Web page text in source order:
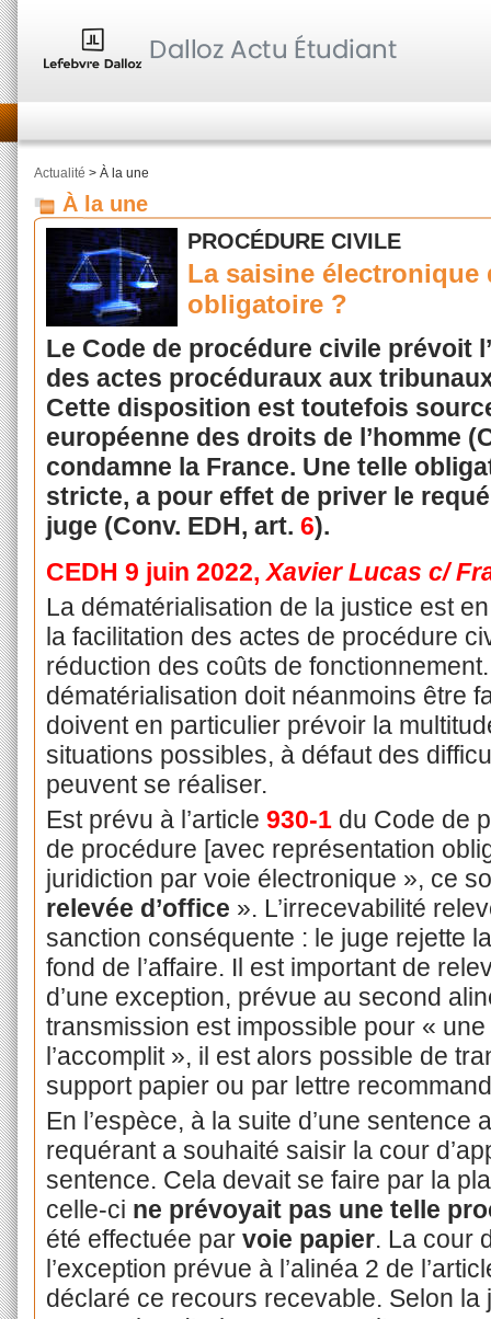
Actualité > À la une
À la une
PROCÉDURE CIVILE
La saisine
obligatoire ?
Le Code de procédure civile prévoit
des actes procéduraux aux
Cette disposition est toutefois
européenne des droits de l’homme
condamne la France. Une telle
stricte, a pour effet de priver le
juge (Conv. EDH, art. 6).
CEDH 9 juin 2022,Xavier Lucas c/
La dématérialisation de la justice est
la facilitation des actes de procédure
réduction des coûts de
dématérialisation doit néanmoins être
doivent en particulier prévoir la
situations possibles, à défaut des
peuvent se réaliser.
Est prévu à l’article 930-1du Code de
de procédure [avec représentation
juridiction par voie électronique », ce
relevée d’office ». L’irrecevabilité
sanction conséquente : le juge rejette
fond de l’affaire. Il est important de
d’une exception, prévue au second
transmission est impossible pour « une
l’accomplit », il est alors possible de
support papier ou par lettre
En l’espèce, à la suite d’une sentence
requérant a souhaité saisir la cour
sentence. Cela devait se faire par la
celle-ci ne prévoyait pas une telle
été effectuée par voie papier. La cour
l’exception prévue à l’alinéa 2 de
déclaré ce recours recevable. Selon la